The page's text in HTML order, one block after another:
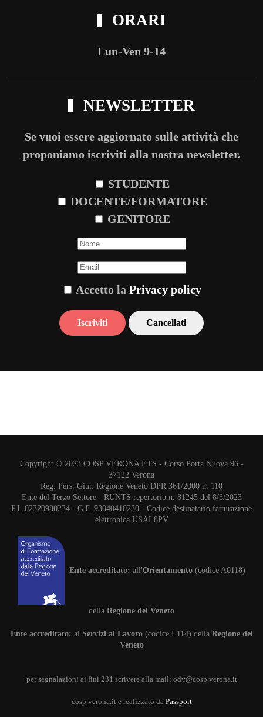
ORARI
Lun-Ven 9-14
NEWSLETTER
Se vuoi essere aggiornato sulle attività che
proponiamo iscriviti alla nostra newsletter.
STUDENTE
DOCENTE/FORMATORE
GENITORE
Accetto la Privacy policy
Copyright © 2023 COSP VERONA ETS - Corso Porta Nuova 96 -
37122 Verona
Reg. Pers. Giur. Regione Veneto DPR 361/2000 n. 110
Ente del Terzo Settore - RUNTS repertorio n. 81245 del 8/3/2023
P.I. 02320980234 - C.F. 93040410230 - Codice destinatario fatturazione
elettronica USAL8PV
Ente accreditato: all'Orientamento (codice A0118)
della Regione del Veneto
Ente accreditato: ai Servizi al Lavoro(codice L114) della Regione del
Veneto
per segnalazioni ai fini 231 scrivere alla mail: odv@cosp.verona.it
cosp.verona.it è realizzato da Passport